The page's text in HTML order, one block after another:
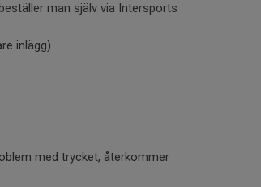
man själv via Intersports
inlägg)
med trycket, återkommer